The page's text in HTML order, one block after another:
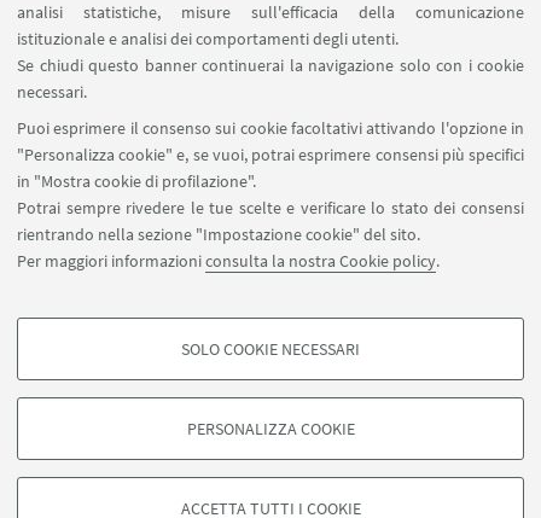
analisi statistiche, misure sull'efficacia della comunicazione
istituzionale e analisi dei comportamenti degli utenti.
Se chiudi questo banner continuerai la navigazione solo con i cookie
necessari.
Puoi esprimere il consenso sui cookie facoltativi attivando l'opzione in
"Personalizza cookie" e, se vuoi, potrai esprimere consensi più specifici
in "Mostra cookie di profilazione".
Potrai sempre rivedere le tue scelte e verificare lo stato dei consensi
rientrando nella sezione "Impostazione cookie" del sito.
Per maggiori informazioniconsulta la nostra Cookie policy.
COOKIE DI PROFILAZIONE - FACOLTATIVI
degli utenti, creare profili in base al loro comportamento sul sito, per analisi
di marketing.
SOLO COOKIE NECESSARI
PERSONALIZZA COOKIE
ACCETTA TUTTI I COOKIE
SEGUI IL DIPARTIMENTO SU:
SEGUI UNIBO SU:
APP:
©Copyright 2026 - ALMA MATER STUDIORUM - Università di
Bologna - Via Zamboni, 33 - 40126 Bologna - PI: 01131710376 - CF:
80007010376
Privacy
Note legali
Informazioni sul sito e accessibilità
Impostazioni Cookie